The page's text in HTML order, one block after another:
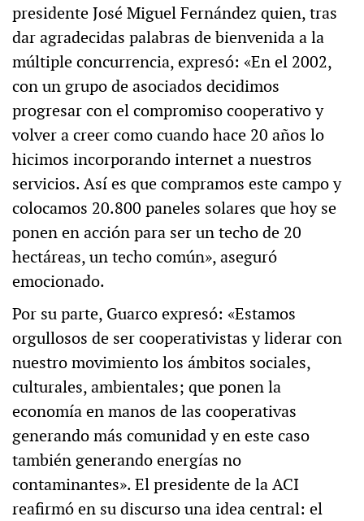
presidente José Miguel Fernández quien, tras
dar agradecidas palabras de bienvenida a la
múltiple concurrencia, expresó: «En el 2002,
con un grupo de asociados decidimos
progresar con el compromiso cooperativo y
volver a creer como cuando hace 20 años lo
hicimos incorporando internet a nuestros
servicios. Así es que compramos este campo y
colocamos 20.800 paneles solares que hoy se
ponen en acción para ser un techo de 20
hectáreas, un techo común», aseguró
emocionado.
Por su parte, Guarco expresó: «Estamos
orgullosos de ser cooperativistas y liderar con
nuestro movimiento los ámbitos sociales,
culturales, ambientales; que ponen la
economía en manos de las cooperativas
generando más comunidad y en este caso
también generando energías no
contaminantes». El presidente de la ACI
reafirmó en su discurso una idea central: el